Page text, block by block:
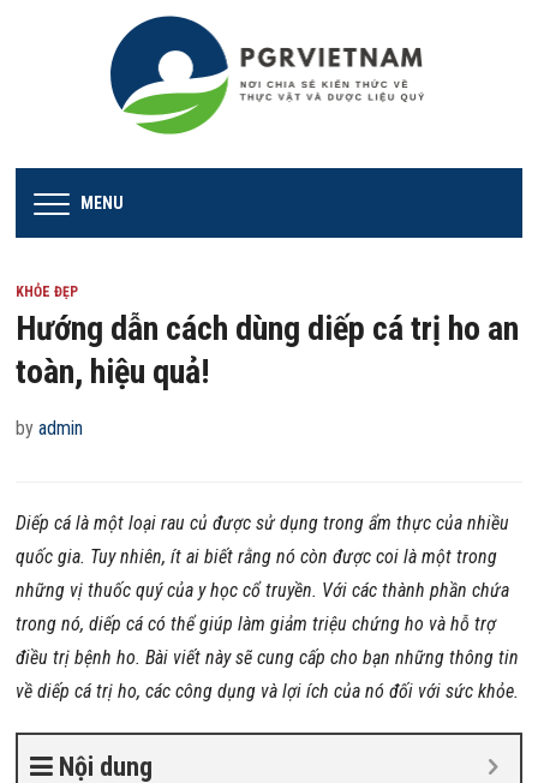
MENU
KHỎE ĐẸP
Hướng dẫn cách dùng diếp cá trị ho an
toàn, hiệu quả!
byadmin
Diếp cá là một loại rau củ được sử dụng trong ẩm thực của nhiều
quốc gia. Tuy nhiên, ít ai biết rằng nó còn được coi là một trong
những vị thuốc quý của y học cổ truyền. Với các thành phần chứa
trong nó, diếp cá có thể giúp làm giảm triệu chứng ho và hỗ trợ
điều trị bệnh ho. Bài viết này sẽ cung cấp cho bạn những thông tin
về diếp cá trị ho, các công dụng và lợi ích của nó đối với sức khỏe.
Nội dung